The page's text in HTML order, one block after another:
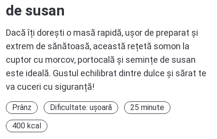
de susan
Dacă îți dorești o masă rapidă, ușor de preparat și
extrem de sănătoasă, această rețetă somon la
cuptor cu morcov, portocală și semințe de susan
este ideală. Gustul echilibrat dintre dulce și sărat te
va cuceri cu siguranță!
Prânz Dificultate: ușoară
25 minute
400 kcal